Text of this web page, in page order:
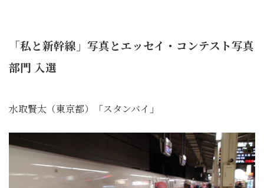
「私と新幹線」写真とエッセイ・コンテスト写真
部門 入選
水取賢太（東京都）「スタンバイ」